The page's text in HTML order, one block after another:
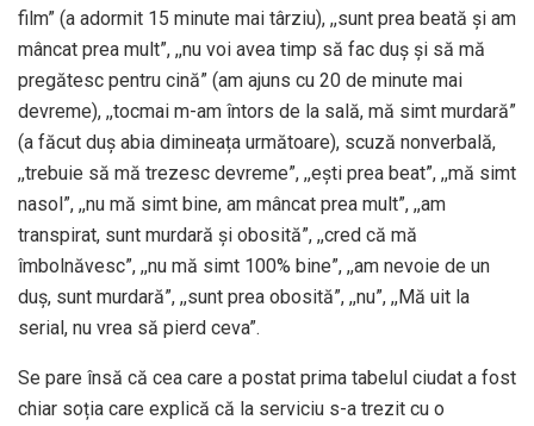
film” (a adormit 15 minute mai târziu), ,,sunt prea beată și am
mâncat prea mult”, ,,nu voi avea timp să fac duș și să mă
pregătesc pentru cină” (am ajuns cu 20 de minute mai
devreme), ,,tocmai m-am întors de la sală, mă simt murdară”
(a făcut duș abia dimineața următoare), scuză nonverbală,
,,trebuie să mă trezesc devreme”, ,,ești prea beat”, ,,mă simt
nasol”, ,,nu mă simt bine, am mâncat prea mult”, ,,am
transpirat, sunt murdară și obosită”, ,,cred că mă
îmbolnăvesc”, ,,nu mă simt 100% bine”, ,,am nevoie de un
duș, sunt murdară”, ,,sunt prea obosită”, ,,nu”, ,,Mă uit la
serial, nu vrea să pierd ceva”.
Se pare însă că cea care a postat prima tabelul ciudat a fost
chiar soția care explică că la serviciu s-a trezit cu o